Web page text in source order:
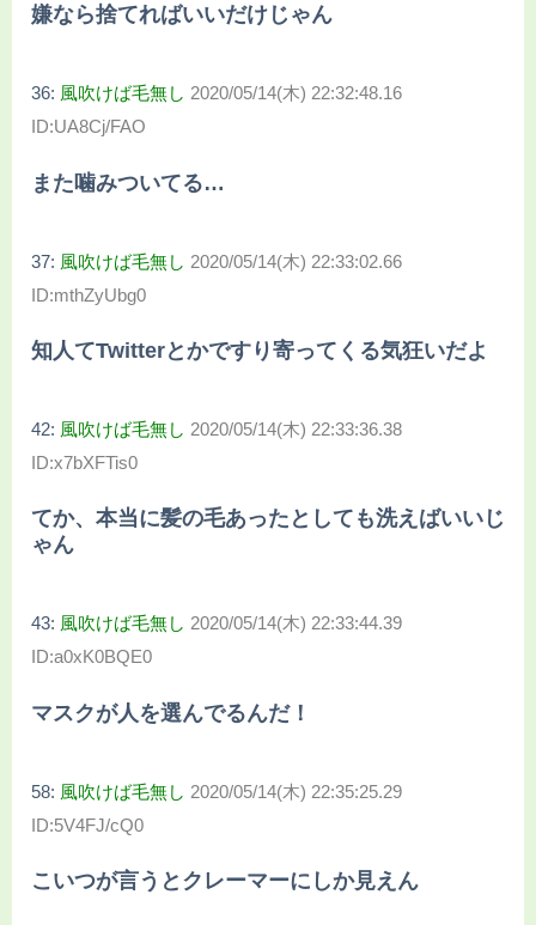
嫌なら捨てればいいだけじゃん
36: 風吹けば毛無し 2020/05/14(木) 22:32:48.16
ID:UA8Cj/FAO
また噛みついてる…
37: 風吹けば毛無し 2020/05/14(木) 22:33:02.66
ID:mthZyUbg0
知人てTwitterとかですり寄ってくる気狂いだよ
42: 風吹けば毛無し 2020/05/14(木) 22:33:36.38
ID:x7bXFTis0
てか、本当に髪の毛あったとしても洗えばいいじ
ゃん
43: 風吹けば毛無し 2020/05/14(木) 22:33:44.39
ID:a0xK0BQE0
マスクが人を選んでるんだ！
58: 風吹けば毛無し 2020/05/14(木) 22:35:25.29
ID:5V4FJ/cQ0
こいつが言うとクレーマーにしか見えん